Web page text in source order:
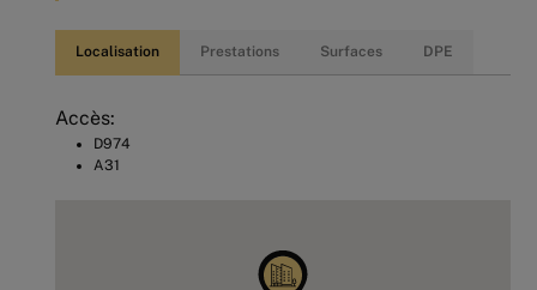
Localisation Prestations Surfaces DPE
Accès:
D974
A31